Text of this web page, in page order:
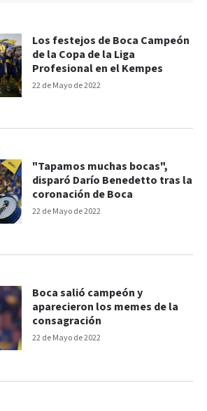
22 de Mayo de 2022
Los festejos de Boca Campeón
de la Copa de la Liga
Profesional en el Kempes
22 de Mayo de 2022
"Tapamos muchas bocas",
disparó Darío Benedetto tras la
coronación de Boca
22 de Mayo de 2022
Boca salió campeón y
aparecieron los memes de la
consagración